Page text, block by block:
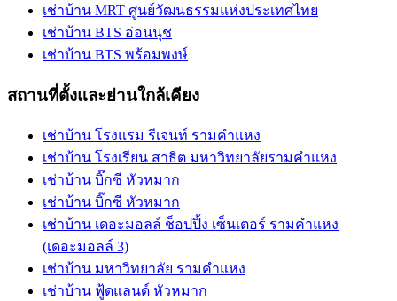
เช่าบ้าน MRT ศูนย์วัฒนธรรมแห่งประเทศไทย
เช่าบ้าน BTS อ่อนนุช
เช่าบ้าน BTS พร้อมพงษ์
สถานที่ตั้งและย่านใกล้เคียง
เช่าบ้าน โรงแรม รีเจนท์ รามคำแหง
เช่าบ้าน โรงเรียน สาธิต มหาวิทยาลัยรามคำแหง
เช่าบ้าน บิ๊กซี หัวหมาก
เช่าบ้าน บิ๊กซี หัวหมาก
เช่าบ้าน เดอะมอลล์ ช็อปปิ้ง เซ็นเตอร์ รามคำแหง
(เดอะมอลล์ 3)
เช่าบ้าน มหาวิทยาลัย รามคำแหง
เช่าบ้าน ฟู้ดแลนด์ หัวหมาก